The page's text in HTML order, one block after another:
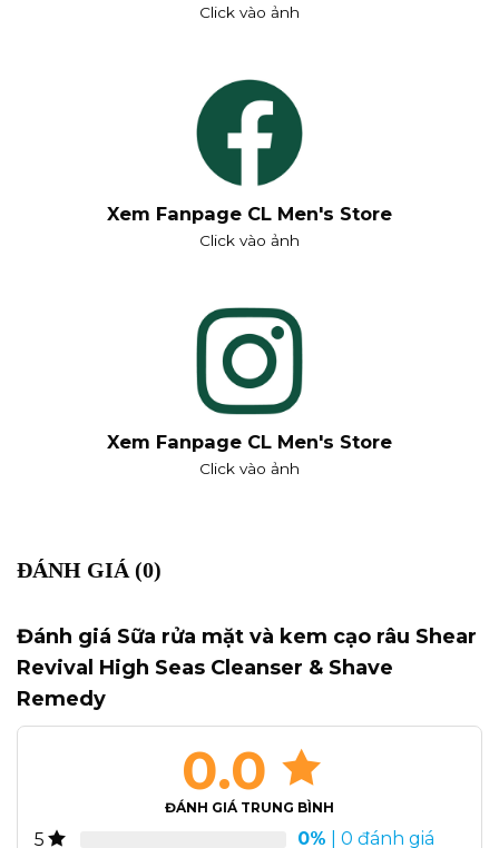
Click vào ảnh
Xem Fanpage CL Men's Store
Click vào ảnh
Xem Fanpage CL Men's Store
Click vào ảnh
ĐÁNH GIÁ (0)
Đánh giá Sữa rửa mặt và kem cạo râu Shear
Revival High Seas Cleanser & Shave
Remedy
0.0
ĐÁNH GIÁ TRUNG BÌNH
5 0% | 0 đánh giá